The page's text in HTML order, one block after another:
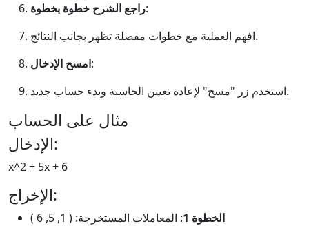
راجع الشرح خطوة بخطوة:
افهم العملية مع خطوات مفصلة تظهر بجانب النتائج.
امسح الإدخال:
استخدم زر "مسح" لإعادة تعيين الحاسبة وبدء حساب جديد.
مثال على الحساب
الإدخال:
x^2 + 5x + 6
الإخراج:
الخطوة 1
: المعاملات المستخرجة: ( 1, 5, 6 )